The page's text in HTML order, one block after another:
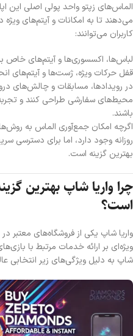
الماس‌های زپتو واحد پولی اصلی این
می‌دهند تا به امکانات و آیتم‌های
کاربران می‌توانند:
لباس‌ها، اکسسوری‌ها و آیتم‌های خاص
قفل حرکات ویژه، ژست‌ها و آیتم‌های
در رویدادها، مسابقات و چالش‌های
محیط‌های سفارشی طراحی کنند و
باشند.
اگرچه امکان جمع‌آوری الماس به
روزانه وجود دارد، اما برای دسترسی
بهترین گزینه است.
چرا واریا شاپ بهترین
است؟
واریا شاپ یکی از فروشگاه‌های معتبر
ویژه‌ای بر ارائه خدمات مرتبط با
شاپ به دلیل ویژگی‌های زیر انتخابی